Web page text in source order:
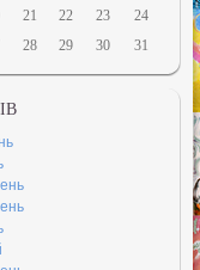
21 22 23
24
28 29 30 31